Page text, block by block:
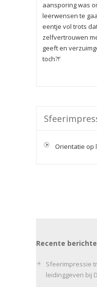
aansporing was
leerwensen te
eentje vol trots
zelfvertrouwen
geeft en
toch?!’
Orientatie op
Recente
Sfeerimpressie
leidinggeven bij